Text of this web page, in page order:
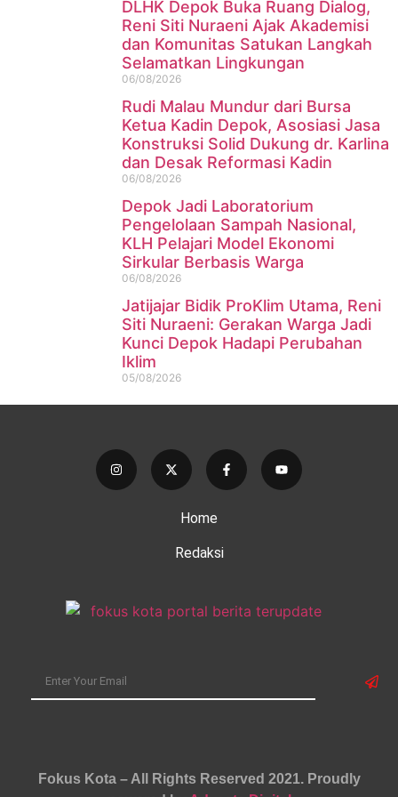
DLHK Depok Buka Ruang Dialog,
Reni Siti Nuraeni Ajak Akademisi
dan Komunitas Satukan Langkah
Selamatkan Lingkungan
06/08/2026
Rudi Malau Mundur dari Bursa
Ketua Kadin Depok, Asosiasi Jasa
Konstruksi Solid Dukung dr. Karlina
dan Desak Reformasi Kadin
06/08/2026
Depok Jadi Laboratorium
Pengelolaan Sampah Nasional,
KLH Pelajari Model Ekonomi
Sirkular Berbasis Warga
06/08/2026
Jatijajar Bidik ProKlim Utama, Reni
Siti Nuraeni: Gerakan Warga Jadi
Kunci Depok Hadapi Perubahan
Iklim
05/08/2026
Home
Redaksi
Fokus Kota – All Rights Reserved 2021. Proudly